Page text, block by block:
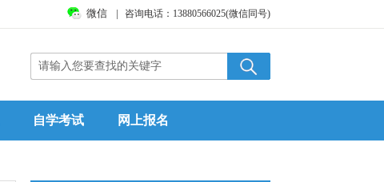
微信 | 咨询电话：13880566025(微信同号)
自学考试 网上报名